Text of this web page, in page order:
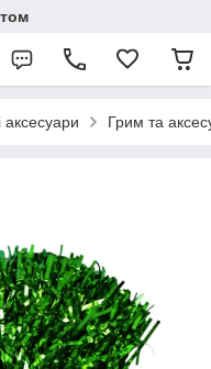
аксесуари Грим та